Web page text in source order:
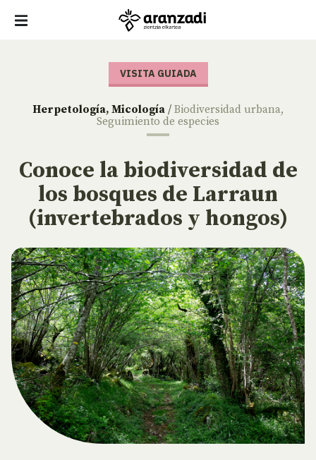
VISITA GUIADA
Herpetología, Micología / Biodiversidad urbana,
Seguimiento de especies
Conoce la biodiversidad de
los bosques de Larraun
(invertebrados y hongos)